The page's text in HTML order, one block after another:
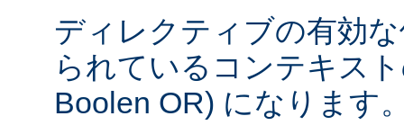
ディレクティブの有効
られているコンテキス
Boolen OR) になります